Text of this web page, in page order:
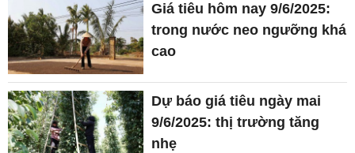
Giá tiêu hôm nay 9/6/2025:
trong nước neo ngưỡng khá
cao
Dự báo giá tiêu ngày mai
9/6/2025: thị trường tăng
nhẹ